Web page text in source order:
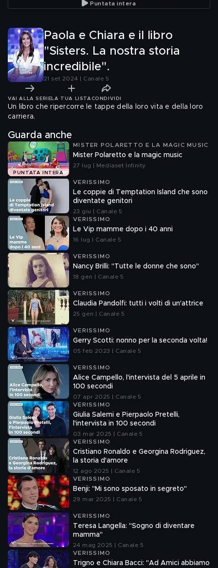
Puntata intera
Paola e Chiara e il libro
"Sisters. La nostra storia
incredibile".
21 set 2024 | Canale 5
VAI ALLA SERIE LA TUA LISTA CONDIVIDI
Un libro che ripercorre le tappe della loro vita e della loro
carriera.
Guarda anche
PUNTATA INTERA
MISTER POLARETTO E LA MAGIC MUSIC
Mister Polaretto e la magic music
27 lug | Mediaset Infinity
VERISSIMO
Le coppie di Temptation Island che sono
diventate genitori
23 giu | Canale 5
VERISSIMO
Le Vip mamme dopo i 40 anni
16 lug | Canale 5
VERISSIMO
Nancy Brilli: "Tutte le donne che sono"
18 gen | Canale 5
VERISSIMO
Claudia Pandolfi: tutti i volti di un'attrice
25 gen | Canale 5
VERISSIMO
Gerry Scotti: nonno per la seconda volta!
05 feb 2023 | Canale 5
VERISSIMO
Alice Campello, l'intervista del 5 aprile in
100 secondi
07 apr 2025 | Canale 5
VERISSIMO
Giulia Salemi e Pierpaolo Pretelli,
l'intervista in 100 secondi
03 mar 2025 | Canale 5
VERISSIMO
Cristiano Ronaldo e Georgina Rodriguez,
la storia d'amore
12 ago 2025 | Canale 5
VERISSIMO
Benji: "Mi sono sposato in segreto"
29 mar 2025 | Canale 5
VERISSIMO
Teresa Langella: "Sogno di diventare
mamma"
24 mag 2025 | Canale 5
VERISSIMO
Trigno e Chiara Bacci: "Ad Amici abbiamo